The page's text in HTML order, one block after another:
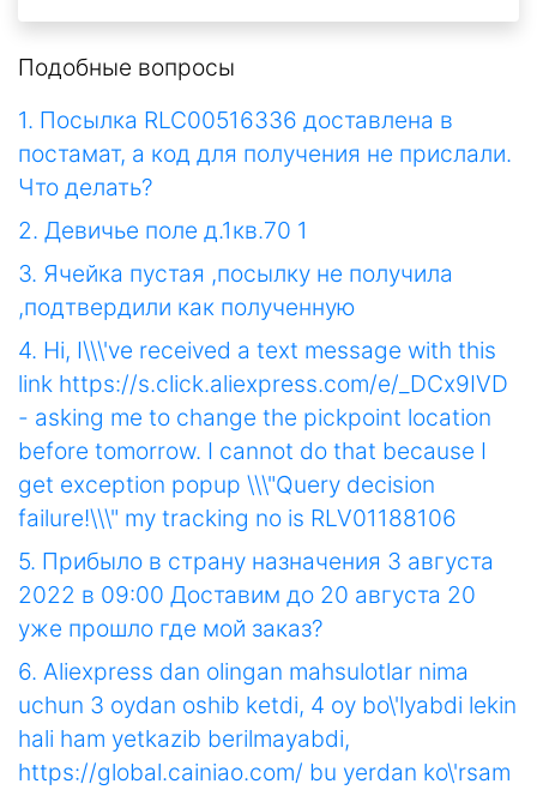
Подобные вопросы
1. Посылка RLC00516336 доставлена в
постамат, а код для получения не прислали.
Что делать?
2. Девичье поле д.1кв.70 1
3. Ячейка пустая ,посылку не получила
,подтвердили как полученную
4. Hi, I\\\'ve received a text message with this
link https://s.click.aliexpress.com/e/_DCx9IVD
- asking me to change the pickpoint location
before tomorrow. I cannot do that because I
get exception popup \\\"Query decision
failure!\\\" my tracking no is RLV01188106
5. Прибыло в страну назначения 3 августа
2022 в 09:00 Доставим до 20 августа 20
уже прошло где мой заказ?
6. Aliexpress dan olingan mahsulotlar nima
uchun 3 oydan oshib ketdi, 4 oy bo\'lyabdi lekin
hali ham yetkazib berilmayabdi,
https://global.cainiao.com/ bu yerdan ko\'rsam